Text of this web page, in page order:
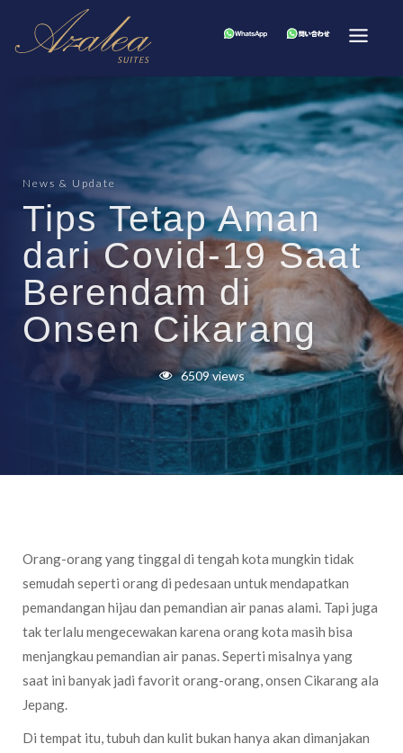
News & Update
Tips Tetap Aman
dari Covid-19 Saat
Berendam di
Onsen Cikarang
6509 views
Orang-orang yang tinggal di tengah kota mungkin tidak
semudah seperti orang di pedesaan untuk mendapatkan
pemandangan hijau dan pemandian air panas alami. Tapi juga
tak terlalu mengecewakan karena orang kota masih bisa
menjangkau pemandian air panas. Seperti misalnya yang
saat ini banyak jadi favorit orang-orang, onsen Cikarang ala
Jepang.
Di tempat itu, tubuh dan kulit bukan hanya akan dimanjakan